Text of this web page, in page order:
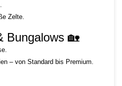
Zelte.
Bungalows 🏡
– von Standard bis Premium.